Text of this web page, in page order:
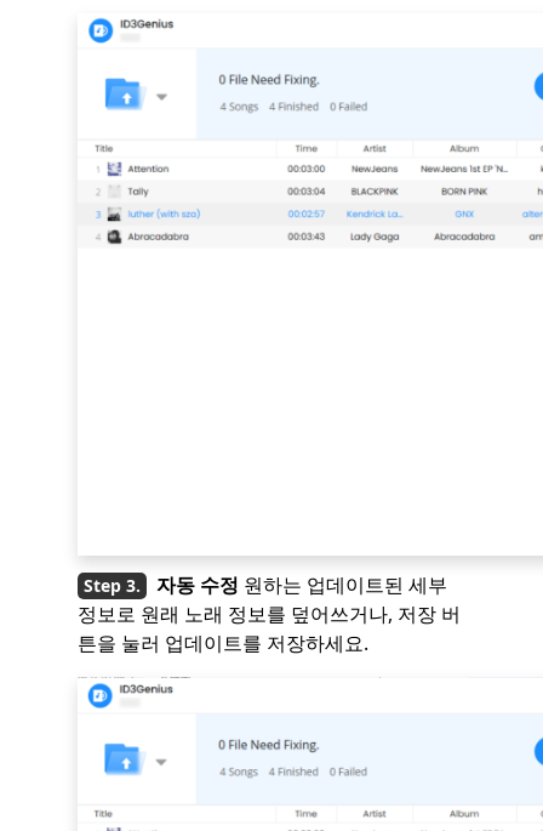
자동 수정 원하는 업데이트된 세부
정보로 원래 노래 정보를 덮어쓰거나, 저장 버
튼을 눌러 업데이트를 저장하세요.